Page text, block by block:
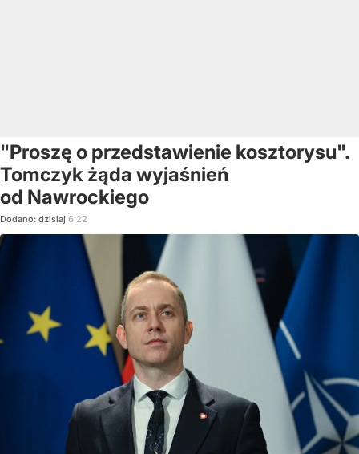
"Proszę o przedstawienie kosztorysu".
Tomczyk żąda wyjaśnień
od Nawrockiego
Dodano: dzisiaj 6:22